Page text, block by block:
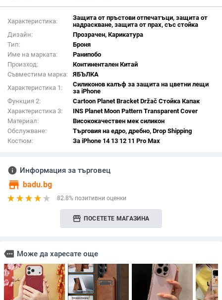
Характеристика:
Защита от пръстови отпечатъци, защита от
надраскване, защита от прах, със стойка
Дизайн:
Прозрачен, Карикатура
Тип:
Броня
Име на марката:
Ранипобо
Произход:
Континентален Китай
Съвместима марка:
ЯБЪЛКА
Характеристика 1:
Силиконов калъф за защита на цветни лещи
за iPhone
Функция 2:
Cartoon Planet Bracket Držač Стойка Капак
Характеристика 3:
INS Planet Moon Pattern Transparent Cover
Материал:
Висококачествен мек силикон
Обслужване:
Търговия на едро, дребно, Drop Shipping
Костюм:
За iPhone 14 13 12 11 Pro Max
info Информация за търговец
store badu.bg
82.8% позитивни оценки
storefront ПОСЕТЕТЕ МАГАЗИНА
more Може да харесате още